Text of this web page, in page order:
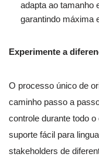
adapta ao tamanho
garantindo máxima
Experimente a
O processo único de
caminho passo a
controle durante todo
suporte fácil para
stakeholders de